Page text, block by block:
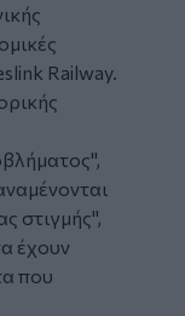
Railway.
στιγμής",
έχουν
που